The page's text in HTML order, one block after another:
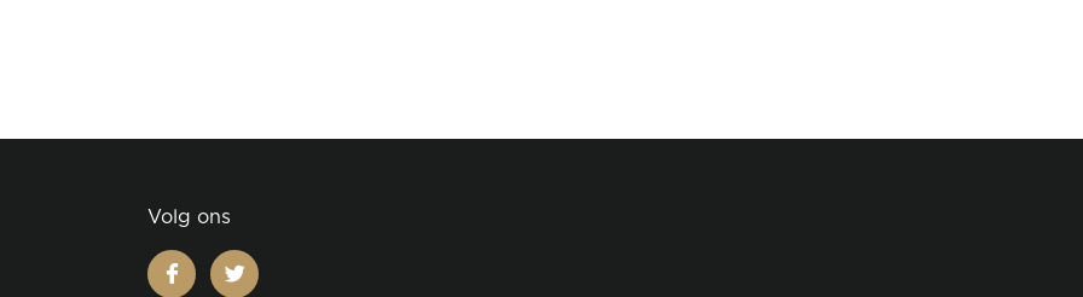
Volg ons
facebooktwitter